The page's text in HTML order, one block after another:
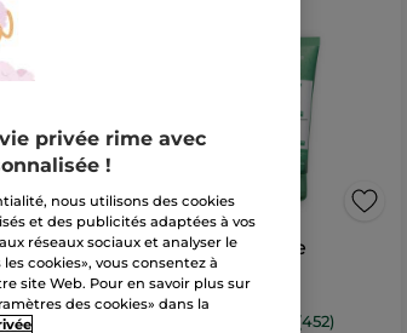
Hydra
Le Gommage
Purifiant
Tube
(452)
privée rime avec
!
nous utilisons des cookies
et des publicités adaptées à vos
réseaux sociaux et analyser le
cookies», vous consentez à
site Web. Pour en savoir plus sur
des cookies» dans la